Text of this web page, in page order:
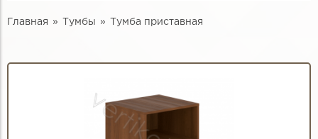
Главная Тумбы Тумба приставная